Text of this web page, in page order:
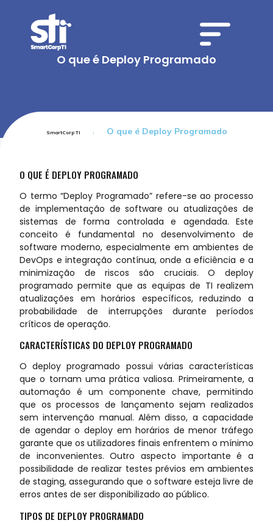
O que é Deploy Programado
SmartCorp TI O que é Deploy Programado
O QUE É DEPLOY PROGRAMADO
O termo “Deploy Programado” refere-se ao processo
de implementação de software ou atualizações de
sistemas de forma controlada e agendada. Este
conceito é fundamental no desenvolvimento de
software moderno, especialmente em ambientes de
DevOps e integração contínua, onde a eficiência e a
minimização de riscos são cruciais. O deploy
programado permite que as equipas de TI realizem
atualizações em horários específicos, reduzindo a
probabilidade de interrupções durante períodos
críticos de operação.
CARACTERÍSTICAS DO DEPLOY PROGRAMADO
O deploy programado possui várias características
que o tornam uma prática valiosa. Primeiramente, a
automação é um componente chave, permitindo
que os processos de lançamento sejam realizados
sem intervenção manual. Além disso, a capacidade
de agendar o deploy em horários de menor tráfego
garante que os utilizadores finais enfrentem o mínimo
de inconvenientes. Outro aspecto importante é a
possibilidade de realizar testes prévios em ambientes
de staging, assegurando que o software esteja livre de
erros antes de ser disponibilizado ao público.
TIPOS DE DEPLOY PROGRAMADO